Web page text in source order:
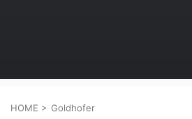
HOME > Goldhofer